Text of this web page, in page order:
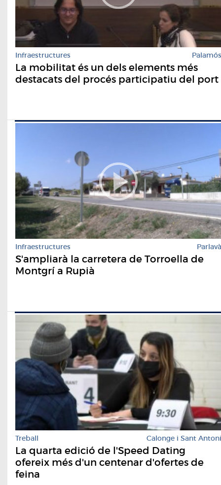
Infraestructures Palamós
La mobilitat és un dels elements més
destacats del procés participatiu del port
Infraestructures Parlavà
S'ampliarà la carretera de Torroella de
Montgrí a Rupià
Treball Calonge i Sant Antoni
La quarta edició de l'Speed Dating
ofereix més d'un centenar d'ofertes de
feina